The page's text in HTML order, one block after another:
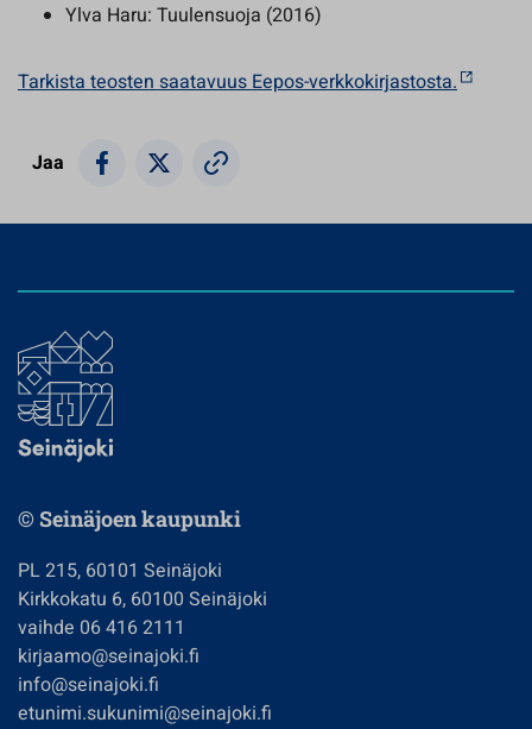
Ylva Haru: Tuulensuoja (2016)
Tarkista teosten saatavuus Eepos-verkkokirjastosta.
Jaa
© Seinäjoen kaupunki
PL 215, 60101 Seinäjoki
Kirkkokatu 6, 60100 Seinäjoki
vaihde 06 416 2111
kirjaamo@seinajoki.fi
info@seinajoki.fi
etunimi.sukunimi@seinajoki.fi